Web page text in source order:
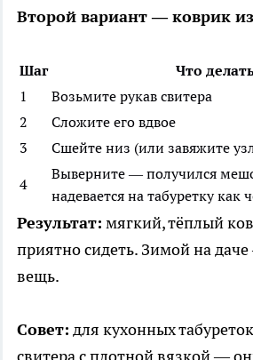
Второй вариант — коврик
Шаг
Что
1
Возьмите рукав свитера
2
Сложите его вдвое
3
Сшейте низ (или завяжите
4
Выверните — получился
надевается на табуретку как
Результат: мягкий, тёплый
приятно сидеть. Зимой на
вещь.
Совет: для кухонных